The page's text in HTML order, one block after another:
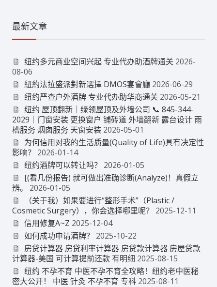
最新文章
纽约多元商业空间兴起 专业代办助酒牌通关 2026-
08-06
紐約法拉盛派對新選擇 DMOS宴會廳 2026-06-29
纽约严查户外酒牌 专业代办助华商通关 2026-05-21
纽约 屋顶翻新｜绿领屋顶及外墙公司 📞 845-344-
2029｜门窗安装 更换窗户 铺砖道 外墙翻新 露台设计 雨
槽服务 烟囱服务 天窗安装 2026-05-01
为何信用对我的生活质量(Quality of Life)具有决定性
影响？ 2026-01-14
纽约酒牌可以转让吗？ 2026-01-05
[(看几份报告) 就可做出准确诊断(Analyze)！真假立
辨。
2026-01-05
（关于我）如果要进行“整形手术”（Plastic /
Cosmetic Surgery），你会选择哪里呢？ 2025-12-11
信用修复A~Z 2025-12-04
如何成功申请酒牌？ 2025-10-22
房贷计算器 房贷利率计算器 房贷款计算器 房屋贷款
计算器-美国 可计算提前还款 有明细 2025-08-15
纽约 不孕不育 中医不孕不育全攻略！纽约老中医秘
密大公开！ 中医 针灸 不孕不育 专科 2025-08-11